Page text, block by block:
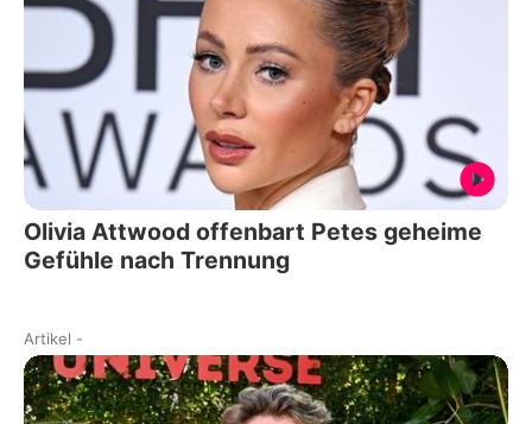
Olivia Attwood offenbart Petes geheime
Gefühle nach Trennung
Artikel -